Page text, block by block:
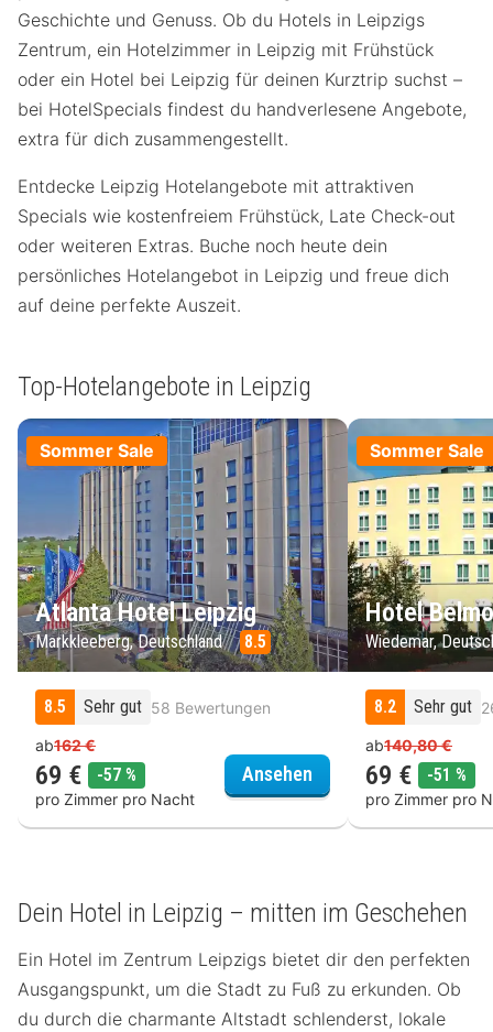
Geschichte und Genuss. Ob du Hotels in Leipzigs
Zentrum, ein Hotelzimmer in Leipzig mit Frühstück
oder ein Hotel bei Leipzig für deinen Kurztrip suchst –
bei HotelSpecials findest du handverlesene Angebote,
extra für dich zusammengestellt.
Entdecke Leipzig Hotelangebote mit attraktiven
Specials wie kostenfreiem Frühstück, Late Check-out
oder weiteren Extras. Buche noch heute dein
persönliches Hotelangebot in Leipzig und freue dich
auf deine perfekte Auszeit.
Top-Hotelangebote in Leipzig
Sommer Sale
Atlanta Hotel Leipzig
Markkleeberg, Deutschland 8.5
8.5 Sehr gut 58 Bewertungen
ab162 €
69 € -57 %
pro Zimmer pro Nacht
Ansehen Atlanta Hotel Leipzig
Sommer Sale
Hotel
Wiedemar,
8.2 Sehr gut
ab140,80 €
69 € -51 %
pro Zimmer pro
Dein Hotel in Leipzig – mitten im Geschehen
Ein Hotel im Zentrum Leipzigs bietet dir den perfekten
Ausgangspunkt, um die Stadt zu Fuß zu erkunden. Ob
du durch die charmante Altstadt schlenderst, lokale